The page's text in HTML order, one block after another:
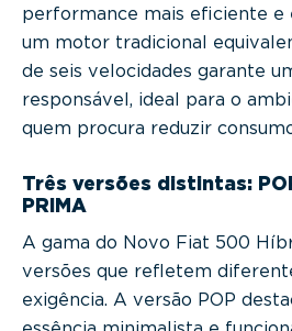
performance mais eficiente e
um motor tradicional
de seis velocidades garante
responsável, ideal para o
quem procura reduzir
Três versões distintas:
PRIMA
A gama do Novo Fiat 500
versões que refletem
exigência. A versão POP